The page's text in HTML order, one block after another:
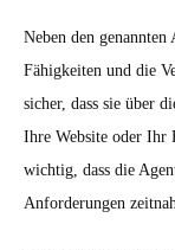
Neben den genannten
Fähigkeiten und die
sicher, dass sie über
Ihre Website oder Ihr
wichtig, dass die
Anforderungen